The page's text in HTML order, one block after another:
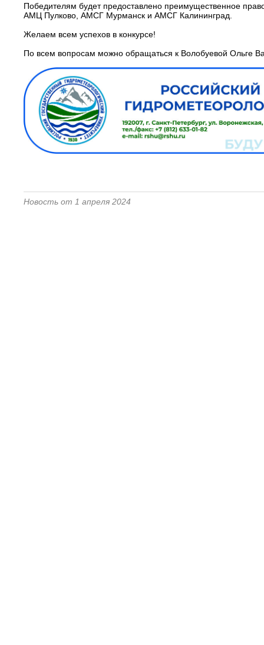
Победителям будет предоставлено преимущественное
АМЦ Пулково, АМСГ Мурманск и АМСГ Калининград.
Желаем всем успехов в конкурсе!
По всем вопросам можно обращаться к Волобуевой Ольге
Новость от 1 апреля 2024